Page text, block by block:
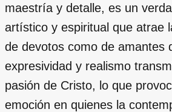
maestría y detalle, es un
artístico y espiritual que atrae
de devotos como de amantes
expresividad y realismo
pasión de Cristo, lo que
emoción en quienes la